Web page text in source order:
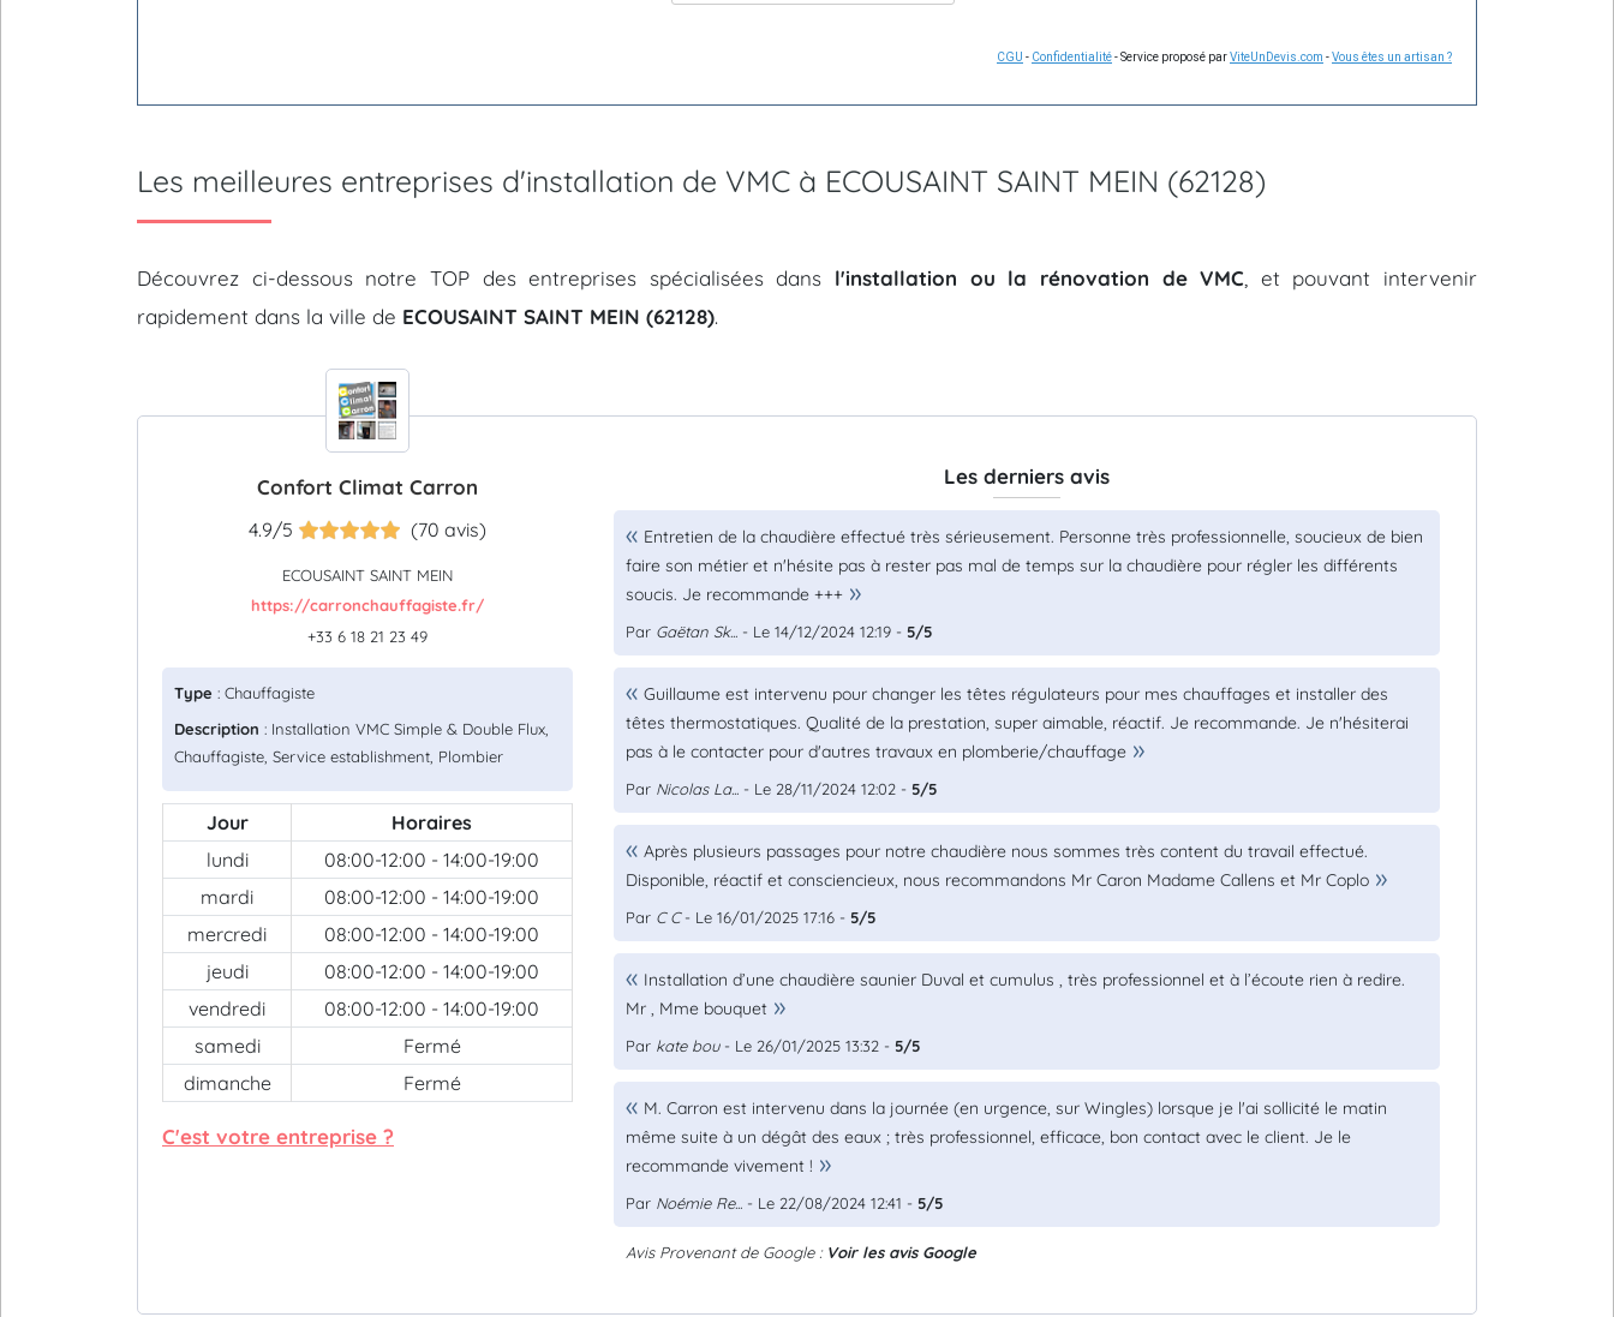
CGU - Confidentialité- Service proposé parViteUnDevis.com -Vous êtes un artisan ?
Les meilleures entreprises d'installation de VMC à ECOUSAINT SAINT MEIN (62128)
Découvrez ci-dessous notre TOP des entreprises spécialisées dans l'installation ou la rénovation de VMC , et pouvant intervenir
rapidement dans la ville de ECOUSAINT SAINT MEIN (62128).
Confort Climat Carron
4.9/5 (70 avis)
ECOUSAINT SAINT MEIN
https://carronchauffagiste.fr/
+33 6 18 21 23 49
Type : Chauffagiste
Description : Installation VMC Simple & Double Flux,
Chauffagiste, Service establishment, Plombier
Jour
Horaires
lundi
08:00-12:00 - 14:00-19:00
mardi
08:00-12:00 - 14:00-19:00
mercredi
08:00-12:00 - 14:00-19:00
jeudi
08:00-12:00 - 14:00-19:00
vendredi
08:00-12:00 - 14:00-19:00
samedi
Fermé
dimanche
Fermé
C'est votre entreprise ?
Les derniers avis
Entretien de la chaudière effectué très sérieusement. Personne très professionnelle, soucieux de bien
faire son métier et n'hésite pas à rester pas mal de temps sur la chaudière pour régler les différents
soucis. Je recommande +++
Par Gaëtan Sk... - Le 14/12/2024 12:19 - 5/5
Guillaume est intervenu pour changer les têtes régulateurs pour mes chauffages et installer des
têtes thermostatiques. Qualité de la prestation, super aimable, réactif. Je recommande. Je n'hésiterai
pas à le contacter pour d'autres travaux en plomberie/chauffage
Par Nicolas La... - Le 28/11/2024 12:02 - 5/5
Après plusieurs passages pour notre chaudière nous sommes très content du travail effectué.
Disponible, réactif et consciencieux, nous recommandons Mr Caron Madame Callens et Mr Coplo
Par C C- Le 16/01/2025 17:16 - 5/5
Installation d’une chaudière saunier Duval et cumulus , très professionnel et à l’écoute rien à redire.
Mr , Mme bouquet
Par kate bou- Le 26/01/2025 13:32 - 5/5
M. Carron est intervenu dans la journée (en urgence, sur Wingles) lorsque je l'ai sollicité le matin
même suite à un dégât des eaux ; très professionnel, efficace, bon contact avec le client. Je le
recommande vivement !
Par Noémie Re... - Le 22/08/2024 12:41 - 5/5
Avis Provenant de Google : Voir les avis Google